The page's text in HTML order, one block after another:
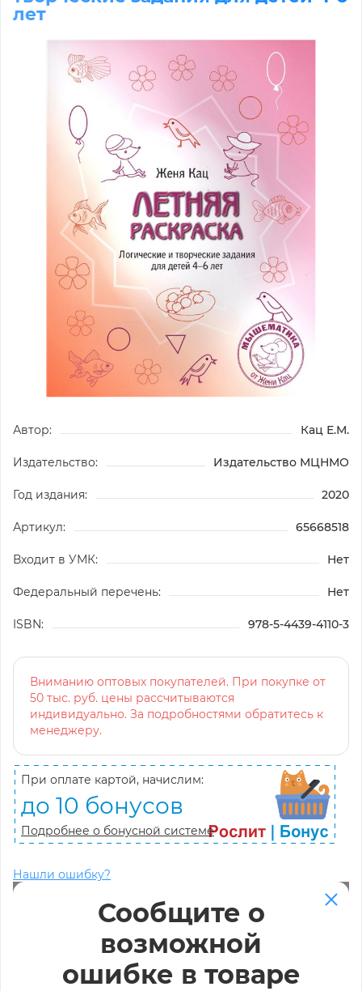
лет
Автор: Кац Е.М.
Издательство: Издательство МЦНМО
Год издания: 2020
Артикул: 65668518
Входит в УМК: Нет
Федеральный перечень: Нет
ISBN: 978-5-4439-4110-3
Вниманию оптовых покупателей. При покупке от
50 тыс. руб. цены рассчитываются
индивидуально. За подробностями обратитесь к
менеджеру.
При оплате картой, начислим:
до 10 бонусов
Подробнее о бонусной системе
Нашли ошибку?
Сообщите о
возможной
ошибке в товаре